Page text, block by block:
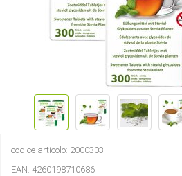
codice articolo: 2000303
EAN: 4260198710686